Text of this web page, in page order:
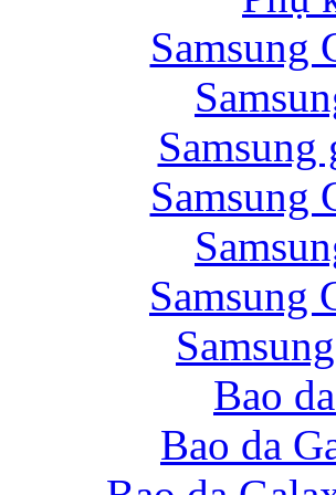
Bao da Samsung
Bao da Galaxy
Nắp lưng Samsung
Samsung
Samsung
Samsung
Bao
Bao da